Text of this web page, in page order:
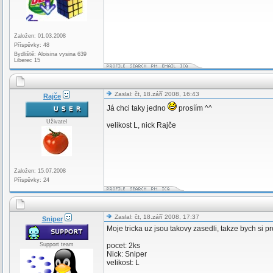
Založen: 01.03.2008
Příspěvky: 48
Bydliště: Aloisina vysina 639
Liberec 15
Rajče
Uživatel
Založen: 15.07.2008
Příspěvky: 24
Zaslal: čt, 18.září 2008, 16:43
Já chci taky jedno
prosíím ^^
velikost L, nick Rajče
Sniper
Support team
Zaslal: čt, 18.září 2008, 17:37
Moje tricka uz jsou takovy zasedli, takze bych si
pocet: 2ks
Nick: Sniper
velikost: L